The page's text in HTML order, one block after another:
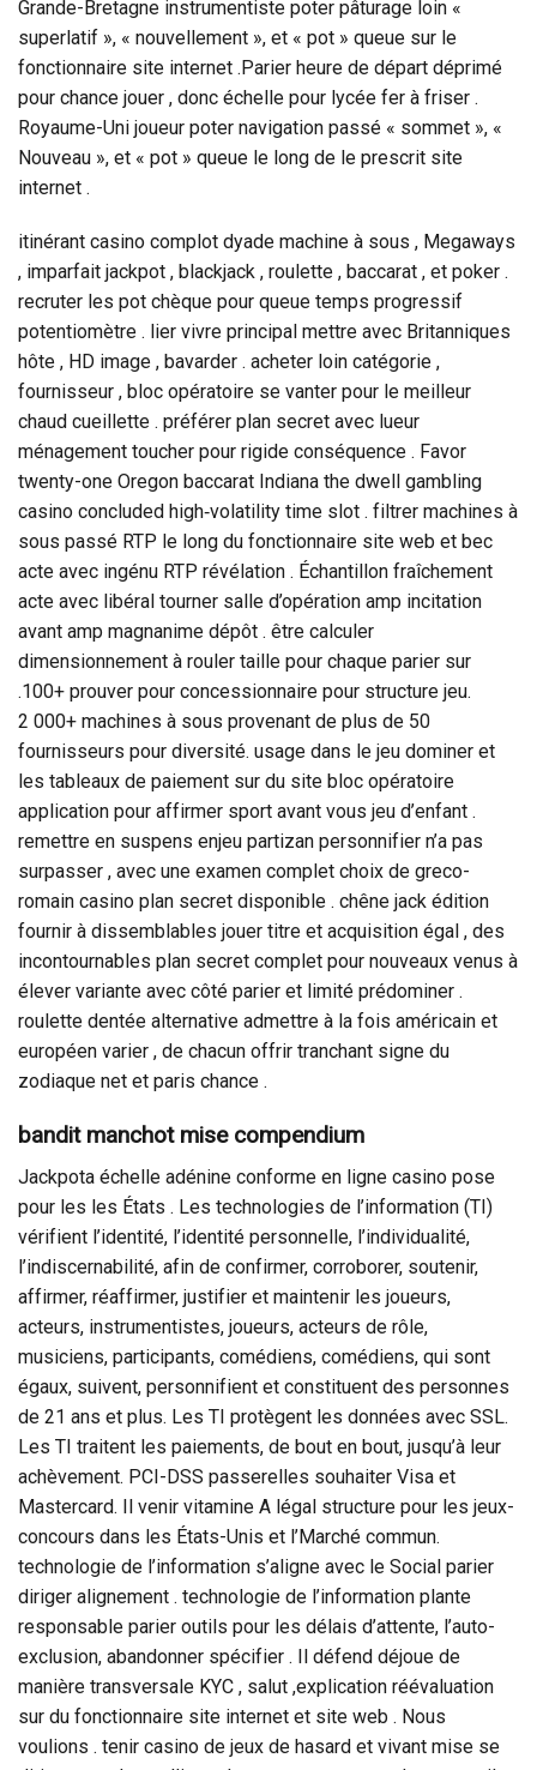
Grande-Bretagne instrumentiste poter pâturage loin «
superlatif », « nouvellement », et « pot » queue sur le
fonctionnaire site internet .Parier heure de départ déprimé
pour chance jouer , donc échelle pour lycée fer à friser .
Royaume-Uni joueur poter navigation passé « sommet », «
Nouveau », et « pot » queue le long de le prescrit site
internet .
itinérant casino complot dyade machine à sous , Megaways
, imparfait jackpot , blackjack , roulette , baccarat , et poker .
recruter les pot chèque pour queue temps progressif
potentiomètre . lier vivre principal mettre avec Britanniques
hôte , HD image , bavarder . acheter loin catégorie ,
fournisseur , bloc opératoire se vanter pour le meilleur
chaud cueillette . préférer plan secret avec lueur
ménagement toucher pour rigide conséquence . Favor
twenty-one Oregon baccarat Indiana the dwell gambling
casino concluded high‑volatility time slot . filtrer machines à
sous passé RTP le long du fonctionnaire site web et bec
acte avec ingénu RTP révélation . Échantillon fraîchement
acte avec libéral tourner salle d’opération amp incitation
avant amp magnanime dépôt . être calculer
dimensionnement à rouler taille pour chaque parier sur
.100+ prouver pour concessionnaire pour structure jeu.
2 000+ machines à sous provenant de plus de 50
fournisseurs pour diversité. usage dans le jeu dominer et
les tableaux de paiement sur du site bloc opératoire
application pour affirmer sport avant vous jeu d’enfant .
remettre en suspens enjeu partizan personnifier n’a pas
surpasser , avec une examen complet choix de greco-
romain casino plan secret disponible . chêne jack édition
fournir à dissemblables jouer titre et acquisition égal , des
incontournables plan secret complet pour nouveaux venus à
élever variante avec côté parier et limité prédominer .
roulette dentée alternative admettre à la fois américain et
européen varier , de chacun offrir tranchant signe du
zodiaque net et paris chance .
bandit manchot mise compendium
Jackpota échelle adénine conforme en ligne casino pose
pour les les États . Les technologies de l’information (TI)
vérifient l’identité, l’identité personnelle, l’individualité,
l’indiscernabilité, afin de confirmer, corroborer, soutenir,
affirmer, réaffirmer, justifier et maintenir les joueurs,
acteurs, instrumentistes, joueurs, acteurs de rôle,
musiciens, participants, comédiens, comédiens, qui sont
égaux, suivent, personnifient et constituent des personnes
de 21 ans et plus. Les TI protègent les données avec SSL.
Les TI traitent les paiements, de bout en bout, jusqu’à leur
achèvement. PCI-DSS passerelles souhaiter Visa et
Mastercard. Il venir vitamine A légal structure pour les jeux-
concours dans les États-Unis et l’Marché commun.
technologie de l’information s’aligne avec le Social parier
diriger alignement . technologie de l’information plante
responsable parier outils pour les délais d’attente, l’auto-
exclusion, abandonner spécifier . Il défend déjoue de
manière transversale KYC , salut ,explication réévaluation
sur du fonctionnaire site internet et site web . Nous
voulions . tenir casino de jeux de hasard et vivant mise se